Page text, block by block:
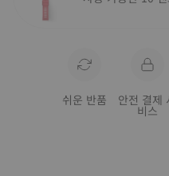
쉬운 반품 안전 결제
비스